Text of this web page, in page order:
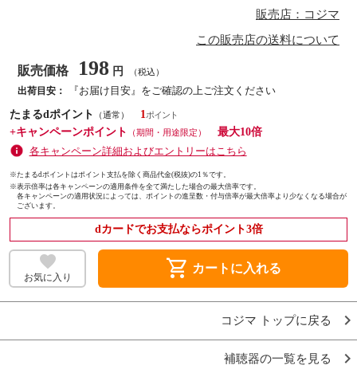
販売店：コジマ
この販売店の送料について
販売価格 198 円 （税込）
出荷目安：
『お届け目安』をご確認の上ご注文ください
たまるdポイント
（通常）
1
+キャンペーンポイント
（期間・用途限定）
最大10倍
各キャンペーン詳細およびエントリーはこちら
※たまるdポイントはポイント支払を除く商品代金(税抜)の1％です。
※表示倍率は各キャンペーンの適用条件を全て満たした場合の最大倍率です。
各キャンペーンの適用状況によっては、ポイントの進呈数・付与倍率が最大倍率より少なくなる場合が
ございます。
dカードでお支払ならポイント3倍
お気に入り shopping_cart カートに入れる
コジマ トップに戻る
補聴器の一覧を見る